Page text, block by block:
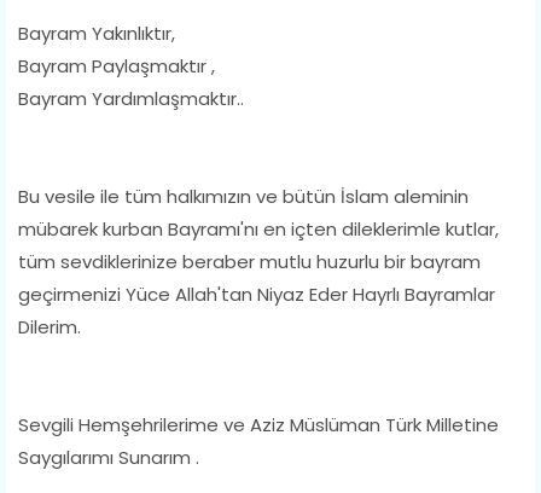
Bayram Yakınlıktır,
Bayram Paylaşmaktır ,
Bayram Yardımlaşmaktır..
Bu vesile ile tüm halkımızın ve bütün İslam aleminin
mübarek kurban Bayramı'nı en içten dileklerimle kutlar,
tüm sevdiklerinize beraber mutlu huzurlu bir bayram
geçirmenizi Yüce Allah'tan Niyaz Eder Hayrlı Bayramlar
Dilerim.
Sevgili Hemşehrilerime ve Aziz Müslüman Türk Milletine
Saygılarımı Sunarım .